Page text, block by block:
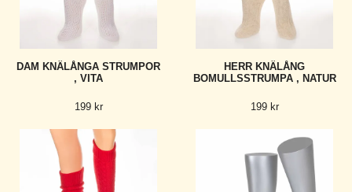
DAM KNÄLÅNGA STRUMPOR
, VITA
199 kr
HERR KNÄLÅNG
BOMULLSSTRUMPA , NATUR
199 kr